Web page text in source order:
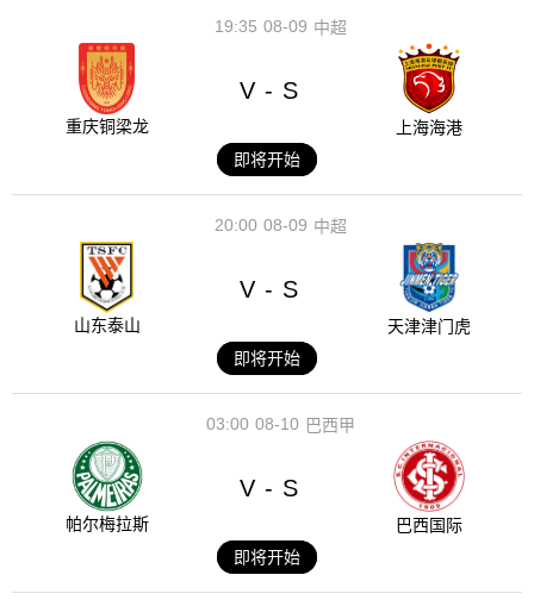
08-09
19:35 中超
重庆铜梁龙
V - S
上海海港
即将开始
08-09
20:00 中超
山东泰山
V - S
天津津门虎
即将开始
08-10
03:00 巴西甲
帕尔梅拉斯
V - S
巴西国际
即将开始